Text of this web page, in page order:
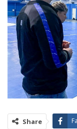
Share